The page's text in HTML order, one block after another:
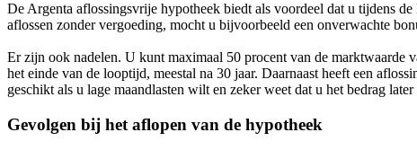
De Argenta aflossingsvrije hypotheek biedt als voordeel dat u tijdens
aflossen zonder vergoeding, mocht u bijvoorbeeld een onverwachte
Er zijn ook nadelen. U kunt maximaal 50 procent van de marktwaarde
het einde van de looptijd, meestal na 30 jaar. Daarnaast heeft een
geschikt als u lage maandlasten wilt en zeker weet dat u het bedrag
Gevolgen bij het aflopen van de hypotheek